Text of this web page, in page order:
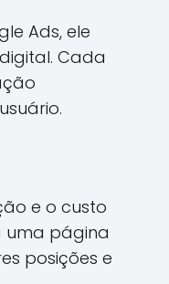
Ads, ele
Cada
e o custo
uma página
posições e